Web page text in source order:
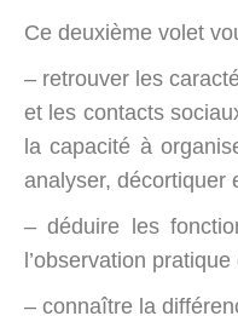
Ce deuxième volet
– retrouver les
et les contacts
la capacité à
analyser, décortiquer
– déduire les
l’observation
– connaître la